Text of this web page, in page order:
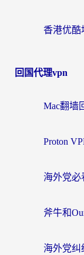
回国代理vpn